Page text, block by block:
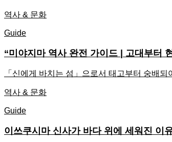
역사 & 문화
Guide
“미야지마 역사 완전 가이드 | 고대부터
「신에게 바치는 섬」으로서 태고부터 숭배
역사 & 문화
Guide
이쓰쿠시마 신사가 바다 위에 세워진 이